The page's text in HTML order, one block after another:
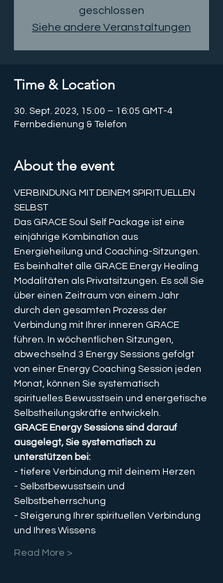
geschlossen
Siehe andere Veranstaltungen
Time & Location
30. Sept. 2023, 15:00 – 16:05 GMT-4
Fernbedienung & Telefon
About the event
VERBINDUNG MIT DEINEM SPIRITUELLEN
SELBST
Das GRACE Soul Self Package ist eine
einjährige Kombination aus
Energieheilung und Coaching-Sitzungen.
Es beinhaltet alle GRACE Energy Healing
Modalitäten als Privatsitzungen. Es soll Sie
über einen Zeitraum von einem Jahr
durch den gesamten Prozess der
Verbindung mit Ihrer inneren GRACE
führen. In wöchentlichen Sitzungen,
abwechselnd 3 Energy Sessions gefolgt
von einer Energy Coaching Session jeden
Monat, können Sie systematisch
spirituelles Bewusstsein und energetische
Selbstheilungskräfte entwickeln.
GRACE Energy Sessions sind darauf
ausgelegt, Sie systematisch zu
unterstützen bei:
- tiefere Verbindung mit deinem Herzen
- Selbstbewusstsein und
Selbstbeherrschung
- Steigerung Ihrer spirituellen Verbindung
und Ihres Wissens
Read More >